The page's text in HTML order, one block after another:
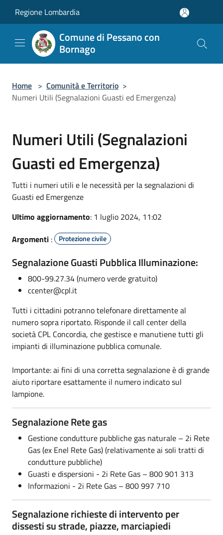
Regione Lombardia
Comune di Pessano con
Bornago
Home > Comunità e Territorio >
Numeri Utili (Segnalazioni Guasti ed Emergenza)
Numeri Utili (Segnalazioni
Guasti ed Emergenza)
Tutti i numeri utili e le necessità per la segnalazioni di
Guasti ed Emergenze
Ultimo aggiornamento: 1 luglio 2024, 11:02
Argomenti : Protezione civile
Segnalazione Guasti Pubblica Illuminazione:
800-99.27.34 (numero verde gratuito)
ccenter@cpl.it
Tutti i cittadini potranno telefonare direttamente al
numero sopra riportato. Risponde il call center della
società CPL Concordia, che gestisce e manutiene tutti gli
impianti di illuminazione pubblica comunale.
Importante: ai fini di una corretta segnalazione è di grande
aiuto riportare esattamente il numero indicato sul
lampione.
Segnalazione Rete gas
Gestione condutture pubbliche gas naturale – 2i Rete
Gas (ex Enel Rete Gas) (relativamente ai soli tratti di
condutture pubbliche)
Guasti e dispersioni - 2i Rete Gas – 800 901 313
Informazioni - 2i Rete Gas – 800 997 710
Segnalazione richieste di intervento per
dissesti su strade, piazze, marciapiedi